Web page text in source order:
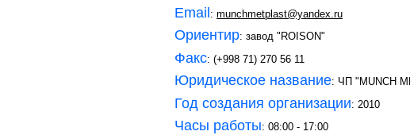
Email: munchmetplast@yandex.ru
Ориентир: завод "ROISON"
Факс: (+998 71) 270 56 11
Юридическое название: ЧП "MUNCH
Год создания организации: 2010
Часы работы: 08:00 - 17:00